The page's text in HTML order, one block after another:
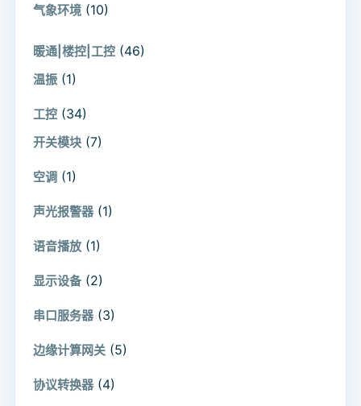
气象环境 (10)
暖通|楼控|工控 (46)
温振 (1)
工控 (34)
开关模块 (7)
空调 (1)
声光报警器 (1)
语音播放 (1)
显示设备 (2)
串口服务器 (3)
边缘计算网关 (5)
协议转换器 (4)